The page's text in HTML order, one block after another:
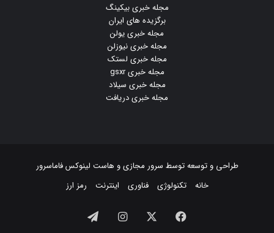
مجله خبری بیکینگ
برگزیده های ایران
مجله خبری یولن
مجله خبری نیوزلن
مجله خبری لستک
مجله خبری gsxr
مجله خبری سیلاد
مجله خبری دریافت
طراحی و توسعه توسط سرور مجازیو هاست لینوکسفاماسرور
خانه
تکنولوژی فناوری اینترنت رمز ارز
فیسبوک ایکس اینستاگرام